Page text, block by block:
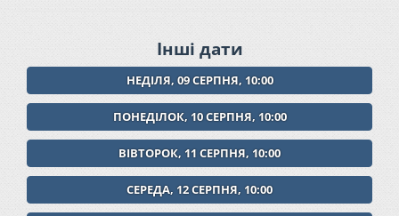
Інші дати
НЕДІЛЯ, 09 СЕРПНЯ, 10:00
ПОНЕДІЛОК, 10 СЕРПНЯ, 10:00
ВІВТОРОК, 11 СЕРПНЯ, 10:00
СЕРЕДА, 12 СЕРПНЯ, 10:00